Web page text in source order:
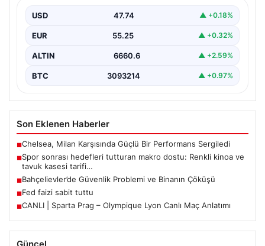
USD 47.74 ▲ +0.18%
EUR 55.25 ▲ +0.32%
ALTIN 6660.6 ▲ +2.59%
BTC 3093214 ▲ +0.97%
Son Eklenen Haberler
■Chelsea, Milan Karşısında Güçlü Bir Performans Sergiledi
■Spor sonrası hedefleri tutturan makro dostu: Renkli kinoa ve
tavuk kasesi tarifi…
■Bahçelievler’de Güvenlik Problemi ve Binanın Çöküşü
■Fed faizi sabit tuttu
■CANLI | Sparta Prag – Olympique Lyon Canlı Maç Anlatımı